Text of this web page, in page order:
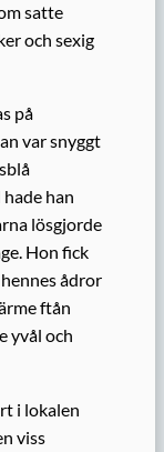
satte
och sexig
på
var snyggt
han
lösgjorde
Hon fick
ådror
ftån
yvål och
i lokalen
viss